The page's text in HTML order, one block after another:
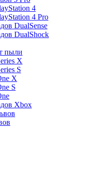
4
4 Pro
DualSense
DualShock
пыли
X
S
X
S
Xbox